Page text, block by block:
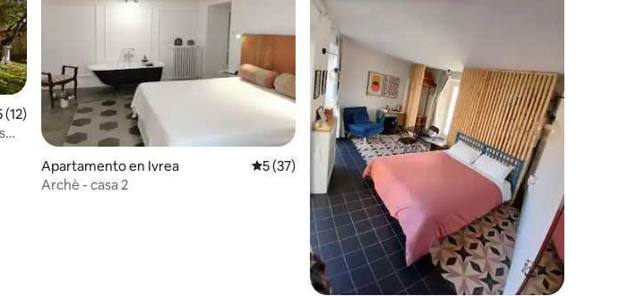
promedio: 5 de 5, 12 reseñas
(12)
Apartamento en Ivrea Calificación promedio: 5 de 5, 37 reseñas
5 (37)
Archè - casa 2